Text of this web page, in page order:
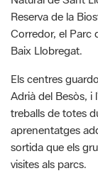
Els centres
Adrià del Besòs, i
treballs de totes
aprenentatges
sortida que els
visites als parcs.
Com a premi,
digital
guies de natura.